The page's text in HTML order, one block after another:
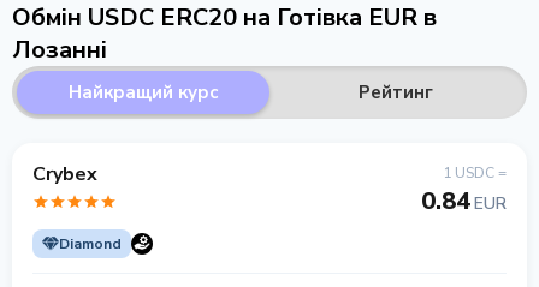
Обмін USDC ERC20 на Готівка EUR в
Лозанні
Найкращий курс Рейтинг
Crybex
Diamond
1 USDC =
0.84EUR